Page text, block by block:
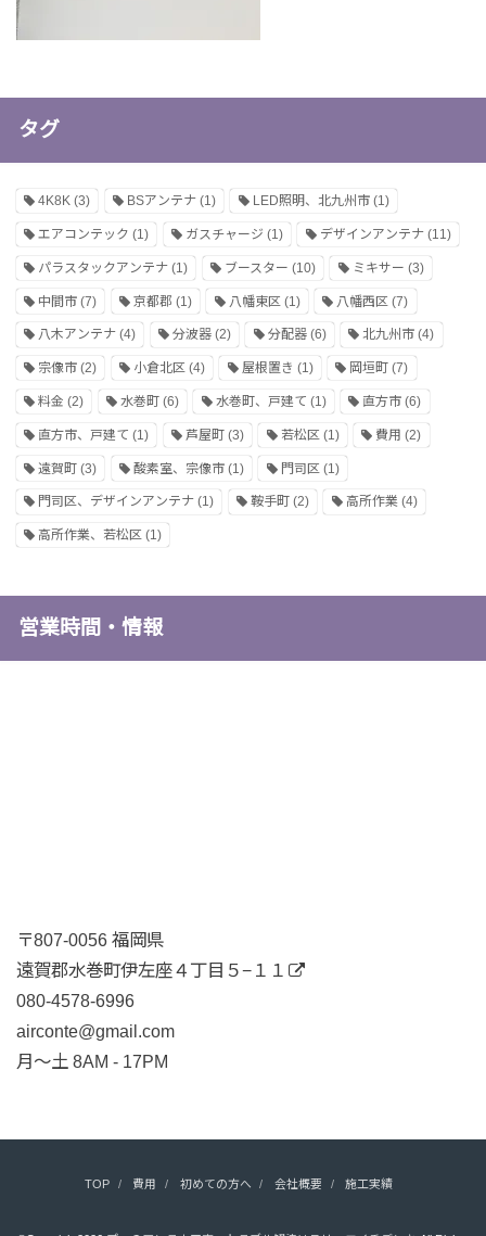
タグ
4K8K (3) BSアンテナ(1) LED照明、北九州市(1)
エアコンテック (1) ガスチャージ (1) デザインアンテナ(11)
パラスタックアンテナ (1) ブースター (10) ミキサー (3)
中間市 (7) 京都郡 (1) 八幡東区 (1) 八幡西区 (7)
八木アンテナ (4) 分波器(2) 分配器(6) 北九州市 (4)
宗像市 (2) 小倉北区(4) 屋根置き (1) 岡垣町 (7)
料金 (2) 水巻町(6) 水巻町、戸建て (1) 直方市 (6)
直方市、戸建て (1) 芦屋町(3) 若松区 (1) 費用 (2)
遠賀町 (3) 酸素室、宗像市(1) 門司区 (1)
門司区、デザインアンテナ (1) 鞍手町(2) 高所作業(4)
高所作業、若松区 (1)
営業時間・情報
〒807-0056 福岡県
遠賀郡水巻町伊左座４丁目５−１１
080-4578-6996
airconte@gmail.com
月〜土 8AM - 17PM
TOP 費用 初めての方へ 会社概要 施工実績